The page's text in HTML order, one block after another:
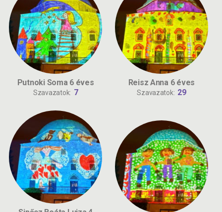
Putnoki Soma 6 éves
Szavazatok: 7
Reisz Anna 6 éves
Szavazatok: 29